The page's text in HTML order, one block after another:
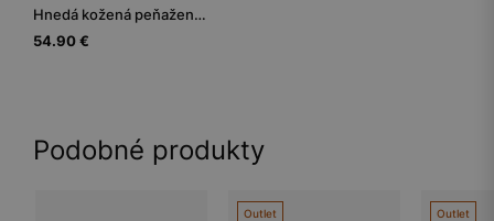
Hnedá kožená peňaženka pre mužov s ochranou proti krádeži RFID
54.90 €
Podobné produkty
Outlet Outlet